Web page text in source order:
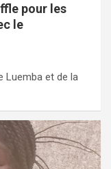
pour les
le
Luemba et de la